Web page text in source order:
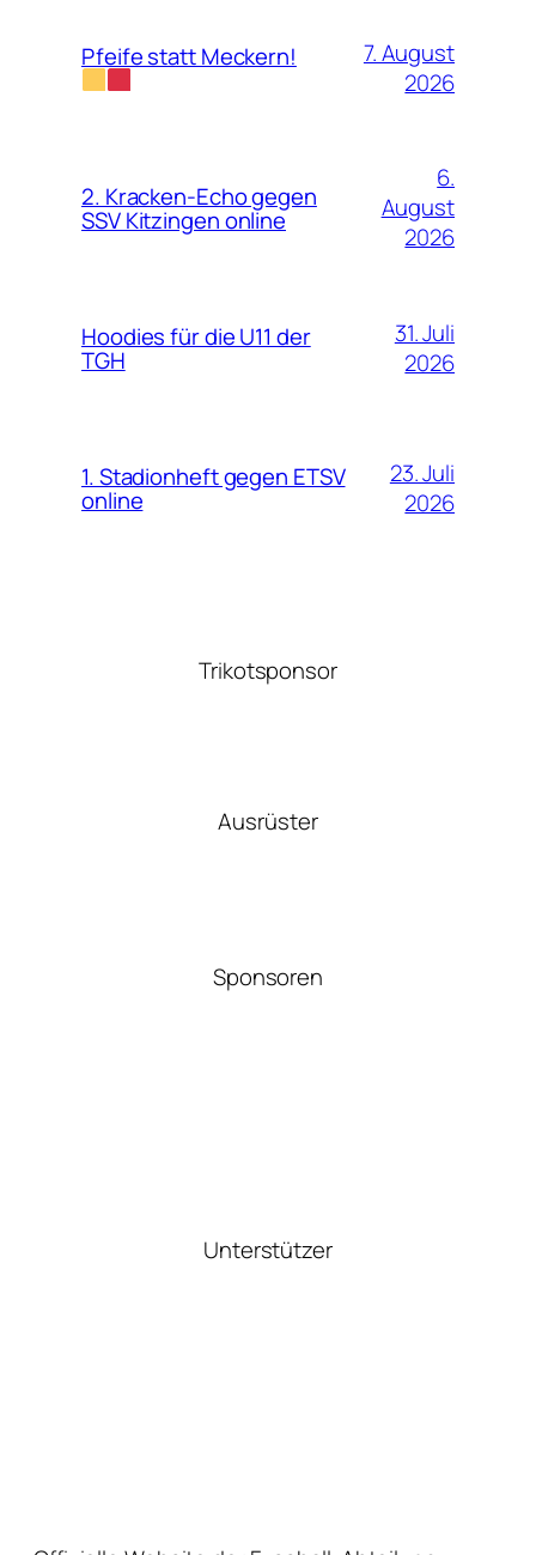
Pfeife statt Meckern!
7. August
2026
2. Kracken-Echo gegen
SSV Kitzingen online
6.
August
2026
Hoodies für die U11 der
TGH
31. Juli
2026
1. Stadionheft gegen ETSV
online
23. Juli
2026
Trikotsponsor
Ausrüster
Sponsoren
Unterstützer